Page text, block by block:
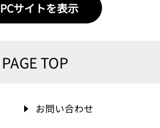
PCサイトを表示
PAGE TOP
お問い合わせ